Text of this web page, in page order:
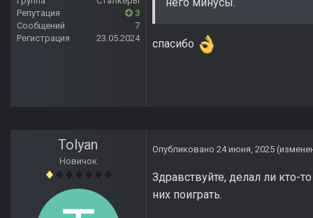
Репутация
3
Сообщений
7
Регистрация
23.05.2024 спасибо
Tolyan
Новичок
Опубликовано 24 июня, 2025
Здравствуйте, делал ли кто-
них поиграть.